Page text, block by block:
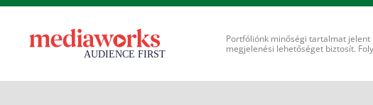
Portfóliónk minőségi tartalmat
megjelenési lehetőséget biztosít.